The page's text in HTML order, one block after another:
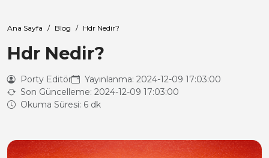
Ana Sayfa Blog Hdr Nedir?
Hdr Nedir?
Porty Editör
Yayınlanma: 2024-12-09 17:03:00
Son Güncelleme: 2024-12-09 17:03:00
Okuma Süresi: 6 dk